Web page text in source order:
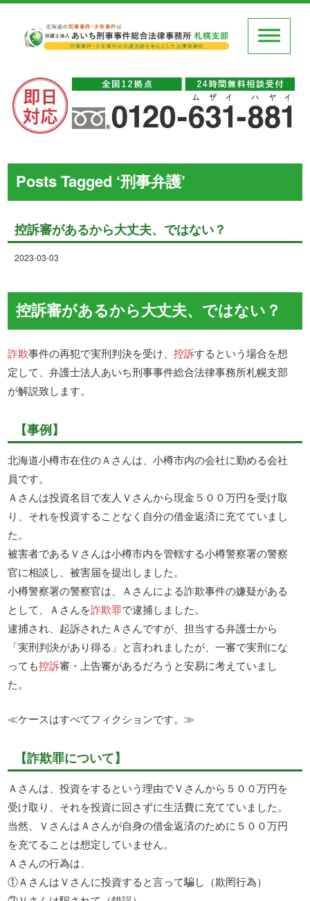
Posts Tagged ‘刑事弁護’
控訴審があるから大丈夫、ではない？
2023-03-03
控訴審があるから大丈夫、ではない？
詐欺事件の再犯で実刑判決を受け、控訴するという場合を想
定して、弁護士法人あいち刑事事件総合法律事務所札幌支部
が解説致します。
【事例】
北海道小樽市在住のＡさんは、小樽市内の会社に勤める会社
員です。
Ａさんは投資名目で友人Ｖさんから現金５００万円を受け取
り、それを投資することなく自分の借金返済に充てていまし
た。
被害者であるＶさんは小樽市内を管轄する小樽警察署の警察
官に相談し、被害届を提出しました。
小樽警察署の警察官は、Ａさんによる詐欺事件の嫌疑がある
として、Ａさんを詐欺罪で逮捕しました。
逮捕され、起訴されたＡさんですが、担当する弁護士から
「実刑判決があり得る」と言われましたが、一審で実刑にな
っても控訴審・上告審があるだろうと安易に考えていまし
た。
≪ケースはすべてフィクションです。≫
【詐欺罪について】
Ａさんは、投資をするという理由でＶさんから５００万円を
受け取り、それを投資に回さずに生活費に充てていました。
当然、ＶさんはＡさんが自身の借金返済のために５００万円
を充てることは想定していません。
Ａさんの行為は、
①ＡさんはＶさんに投資すると言って騙し（欺罔行為）